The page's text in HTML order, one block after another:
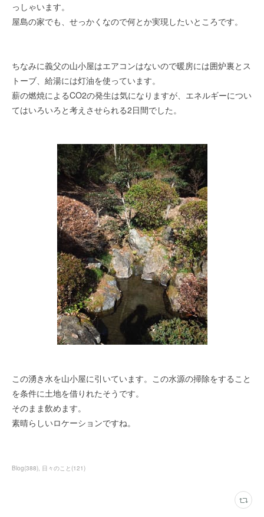
っしゃいます。
屋島の家でも、せっかくなので何とか実現したいところです。
ちなみに義父の山小屋はエアコンはないので暖房には囲炉裏とス
トーブ、給湯には灯油を使っています。
薪の燃焼によるCO2の発生は気になりますが、エネルギーについ
てはいろいろと考えさせられる2日間でした。
この湧き水を山小屋に引いています。この水源の掃除をすること
を条件に土地を借りれたそうです。
そのまま飲めます。
素晴らしいロケーションですね。
Blog(388) 日々のこと (121)